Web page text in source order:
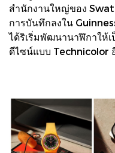
สำนักงานใหญ่ของ
การบันทึกลงใน
ได้ริเริ่มพัฒนานาฬิกาให้
ดีไซน์แบบ Technicolor